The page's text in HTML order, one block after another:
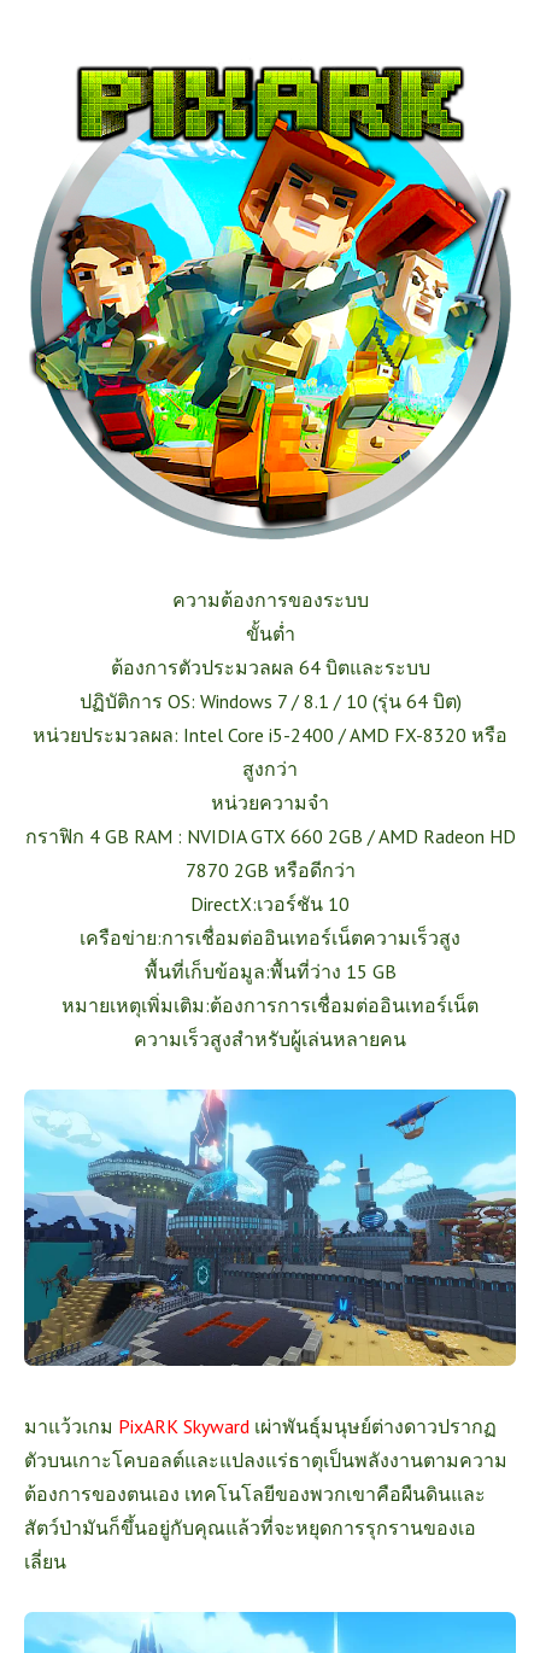
ความต้องการของระบบ
ขั้นต่ำ
ต้องการตัวประมวลผล 64 บิตและระบบ
ปฏิบัติการ OS: Windows 7 / 8.1 / 10 (รุ่น 64 บิต)
หน่วยประมวลผล: Intel Core i5-2400 / AMD FX-8320 หรือ
สูงกว่า
หน่วยความจำ
กราฟิก 4 GB RAM : NVIDIA GTX 660 2GB / AMD Radeon HD
7870 2GB หรือดีกว่า
DirectX:เวอร์ชัน 10
เครือข่าย:การเชื่อมต่ออินเทอร์เน็ตความเร็วสูง
พื้นที่เก็บข้อมูล:พื้นที่ว่าง 15 GB
หมายเหตุเพิ่มเติม:ต้องการการเชื่อมต่ออินเทอร์เน็ต
ความเร็วสูงสำหรับผู้เล่นหลายคน
มาแว้วเกม PixARK Skyward เผ่าพันธุ์มนุษย์ต่างดาวปรากฏ
ตัวบนเกาะโคบอลต์และแปลงแร่ธาตุเป็นพลังงานตามความ
ต้องการของตนเอง เทคโนโลยีของพวกเขาคือผืนดินและ
สัตว์ป่ามันก็ขึ้นอยู่กับคุณแล้วที่จะหยุดการรุกรานของเอ
เลี่ยน